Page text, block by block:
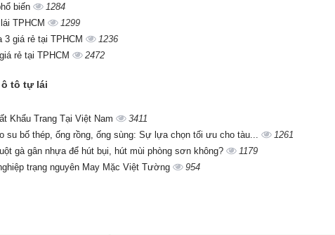
biến
1284
TPHCM
1299
giá rẻ tại TPHCM
1236
rẻ tại TPHCM 2472
ô tô tự lái
Khẩu Trang Tại Việt Nam
3411
su bố thép, ống rồng, ống sùng: Sự lựa chọn tối ưu cho tàu...
1261
gà gân nhựa để hút bụi, hút mùi phòng sơn không?
1179
trạng nguyên May Mặc Việt Tường 954